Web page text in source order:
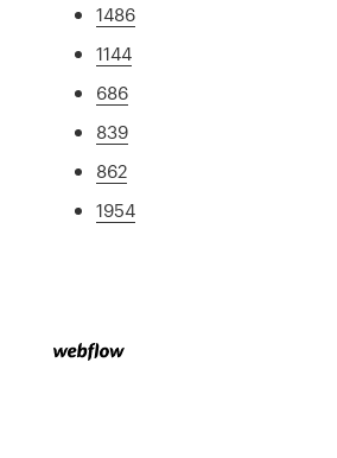
1486
1144
686
839
862
1954